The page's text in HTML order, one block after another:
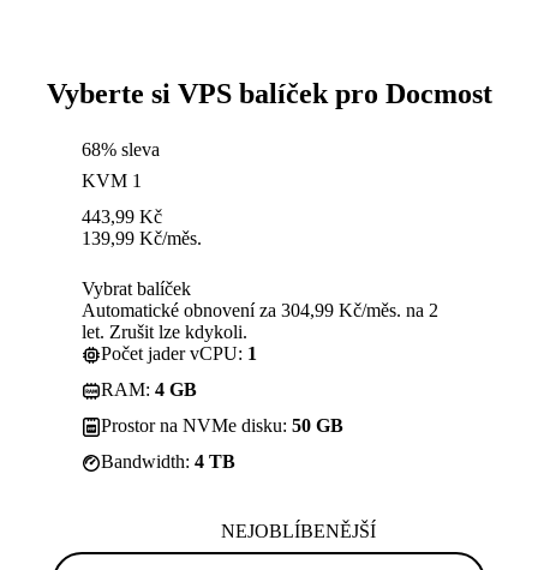
Vyberte si VPS balíček pro Docmost
68% sleva
KVM 1
443,99 Kč
139,99 Kč/měs.
Vybrat balíček
Automatické obnovení za 304,99 Kč/měs. na 2
let. Zrušit lze kdykoli.
Počet jader vCPU: 1
RAM: 4 GB
Prostor na NVMe disku: 50 GB
Bandwidth: 4 TB
NEJOBLÍBENĚJŠÍ